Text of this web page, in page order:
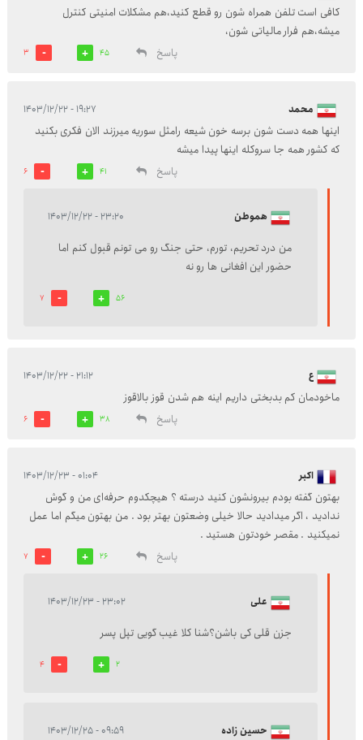
کافی است تلفن همراه شون رو قطع کنید،هم مشکلات امنیتی کنترل
میشه،هم فرار مالیاتی شون،
پاسخ
45
3
محمد ۱۹:۲۷ - ۱۴۰۳/۱۲/۲۲
اینها همه دست شون برسه خون شیعه رامثل سوریه میرزند الان فکری بکنید
که کشور همه جا سروکله اینها پیدا میشه
پاسخ
41
6
هموطن ۲۳:۲۰ - ۱۴۰۳/۱۲/۲۲
من درد تحریم، تورم، حتی جنگ رو می تونم قبول کنم اما
حضور این افغانی ها رو نه
56
7
ع ۲۱:۱۲ - ۱۴۰۳/۱۲/۲۲
ماخودمان کم بدبختی داریم اینه هم شدن قوز بالاقوز
پاسخ
38
6
اکبر ۰۱:۰۴ - ۱۴۰۳/۱۲/۲۳
بهتون گفته بودم بیرونشون کنید درسته ؟ هیچکدوم حرفه‌ای من و گوش
ندادید ، اگر میدادید حالا خیلی وضعتون بهتر بود . من بهتون میگم اما عمل
نمیکنید . مقصر خودتون هستید .
پاسخ
26
7
علی ۲۳:۰۲ - ۱۴۰۳/۱۲/۲۳
جزن قلی کی باشن؟شنا کلا غیب گویی تپل پسر
2
4
حسین زاده ۰۹:۵۹ - ۱۴۰۳/۱۲/۲۵